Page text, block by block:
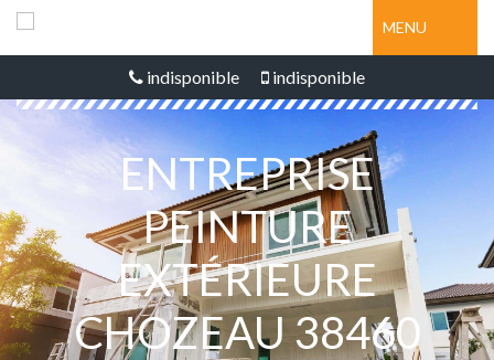
MENU
indisponible indisponible
ENTREPRISE
PEINTURE
EXTÉRIEURE
CHOZEAU 38460